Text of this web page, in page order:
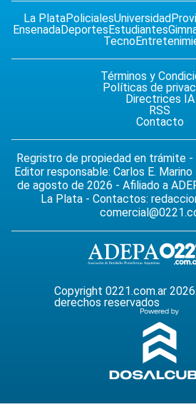
La PlataPolicialesUniversidad
EnsenadaDeportesEstudiantes
Tecno
Términos y
Políticas de
Directrices IA
RSS
Contacto
Regristro de propiedad en trámite -
Editor responsable: Carlos E.
de agosto de 2026 - Afiliado a
La Plata - Contactos:
Copyright 0221.com.ar
derechos reservados